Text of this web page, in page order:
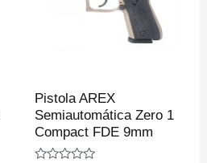
Pistola AREX
Semiautomática Zero 1
Compact FDE 9mm